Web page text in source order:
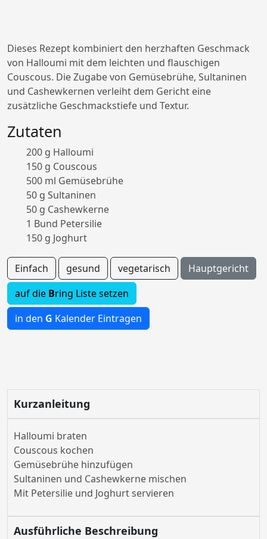
Dieses Rezept kombiniert den herzhaften Geschmack
von Halloumi mit dem leichten und flauschigen
Couscous. Die Zugabe von Gemüsebrühe, Sultaninen
und Cashewkernen verleiht dem Gericht eine
zusätzliche Geschmackstiefe und Textur.
Zutaten
200 g Halloumi
150 g Couscous
500 ml Gemüsebrühe
50 g Sultaninen
50 g Cashewkerne
1 Bund Petersilie
150 g Joghurt
Einfach gesund vegetarisch
Hauptgericht
auf die Bring Liste setzen
in den G Kalender Eintragen
Kurzanleitung
Halloumi braten
Couscous kochen
Gemüsebrühe hinzufügen
Sultaninen und Cashewkerne mischen
Mit Petersilie und Joghurt servieren
Ausführliche Beschreibung